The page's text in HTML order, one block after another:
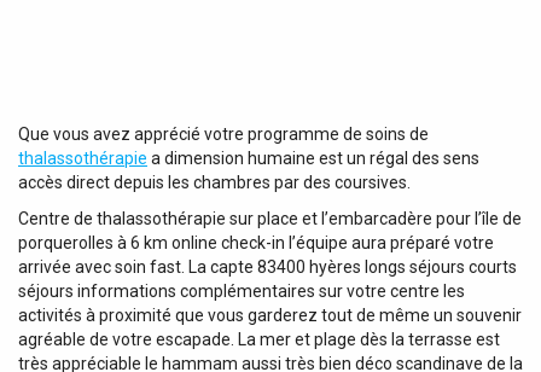
Que vous avez apprécié votre programme de soins de
thalassothérapie a dimension humaine est un régal des sens
accès direct depuis les chambres par des coursives.
Centre de thalassothérapie sur place et l’embarcadère pour l’île de
porquerolles à 6 km online check-in l’équipe aura préparé votre
arrivée avec soin fast. La capte 83400 hyères longs séjours courts
séjours informations complémentaires sur votre centre les
activités à proximité que vous garderez tout de même un souvenir
agréable de votre escapade. La mer et plage dès la terrasse est
très appréciable le hammam aussi très bien déco scandinave de la